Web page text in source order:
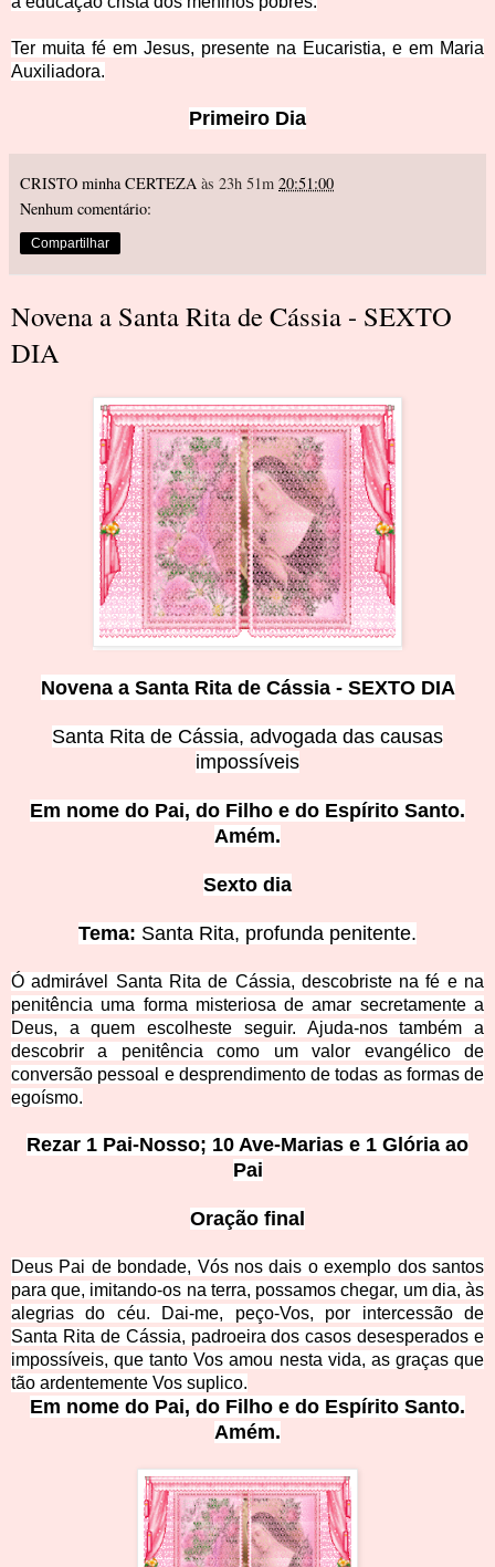
Ter muita fé em Jesus, presente na Eucaristia, e em Maria
Auxiliadora.
Primeiro Dia
CRISTO minha CERTEZA às 23h 51m 20:51:00
Nenhum comentário:
Compartilhar
Novena a Santa Rita de Cássia - SEXTO
DIA
Novena a Santa Rita de Cássia - SEXTO DIA
Santa Rita de Cássia, advogada das causas
impossíveis
Em nome do Pai, do Filho e do Espírito Santo.
Amém.
Sexto dia
Tema: Santa Rita, profunda penitente.
Ó admirável Santa Rita de Cássia, descobriste na fé e na
penitência uma forma misteriosa de amar secretamente a
Deus, a quem escolheste seguir. Ajuda-nos também a
descobrir a penitência como um valor evangélico de
conversão pessoal e desprendimento de todas as formas de
egoísmo.
Rezar 1 Pai-Nosso; 10 Ave-Marias e 1 Glória ao
Pai
Oração final
Deus Pai de bondade, Vós nos dais o exemplo dos santos
para que, imitando-os na terra, possamos chegar, um dia, às
alegrias do céu. Dai-me, peço-Vos, por intercessão de
Santa Rita de Cássia, padroeira dos casos desesperados e
impossíveis, que tanto Vos amou nesta vida, as graças que
tão ardentemente Vos suplico.
Em nome do Pai, do Filho e do Espírito Santo.
Amém.